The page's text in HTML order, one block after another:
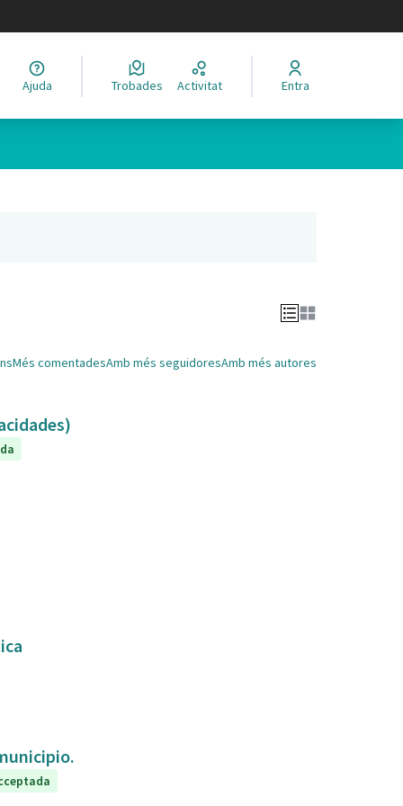
Elegir el idioma
Ajuda Trobades Activitat Entra
Més comentadesAmb més seguidoresAmb més autores